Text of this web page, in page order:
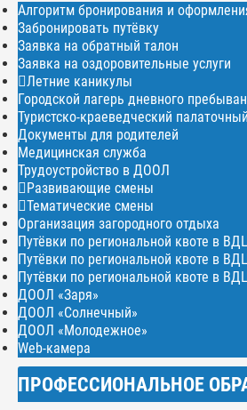
Алгоритм бронирования и
Забронировать путёвку
Заявка на обратный талон
Заявка на оздоровительные услуги
Летние каникулы
Городской лагерь дневного
Туристско-краеведческий
Документы для родителей
Медицинская служба
Трудоустройство в ДООЛ
Развивающие смены
Тематические смены
Организация загородного отдыха
Путёвки по региональной квоте в
Путёвки по региональной квоте в
Путёвки по региональной квоте в
ДООЛ «Заря»
ДООЛ «Солнечный»
ДООЛ «Молодежное»
Web-камера
ПРОФЕССИОНАЛЬНОЕ